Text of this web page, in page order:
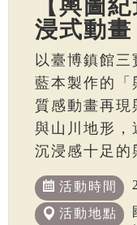
【輿圖
浸式動畫
以臺博鎮館
藍本製作的「
質感動畫再
與山川地形，
沉浸感十足的
活動時間
活動地點